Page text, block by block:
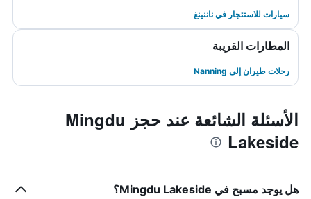
سيارات للاستئجار في ناننينغ
المطارات القريبة
رحلات طيران إلى Nanning
الأسئلة الشائعة عند حجز Mingdu
Lakeside
هل يوجد مسبح في Mingdu Lakeside؟